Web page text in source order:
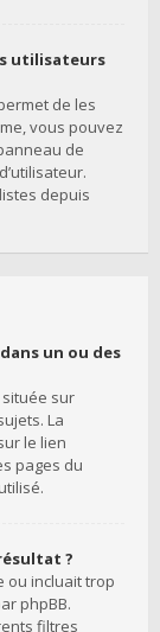
utilisateurs
de les
vous pouvez
de
depuis
un ou des
sur
La
le lien
pages du
?
ou incluait trop
phpBB.
filtres